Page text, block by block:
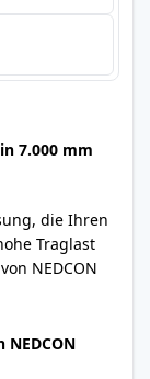
7.000 mm
die Ihren
Traglast
von NEDCON